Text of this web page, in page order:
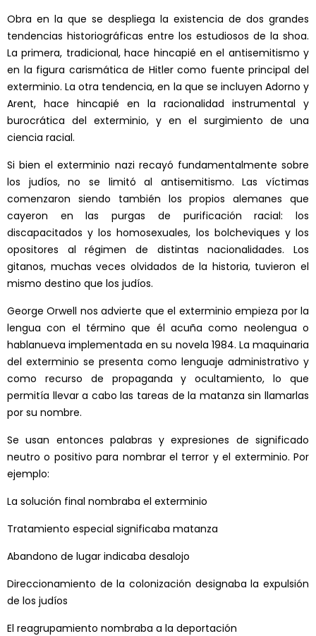
Obra en la que se despliega la existencia de dos grandes
tendencias historiográficas entre los estudiosos de la shoa.
La primera, tradicional, hace hincapié en el antisemitismo y
en la figura carismática de Hitler como fuente principal del
exterminio. La otra tendencia, en la que se incluyen Adorno y
Arent, hace hincapié en la racionalidad instrumental y
burocrática del exterminio, y en el surgimiento de una
ciencia racial.
Si bien el exterminio nazi recayó fundamentalmente sobre
los judíos, no se limitó al antisemitismo. Las víctimas
comenzaron siendo también los propios alemanes que
cayeron en las purgas de purificación racial: los
discapacitados y los homosexuales, los bolcheviques y los
opositores al régimen de distintas nacionalidades. Los
gitanos, muchas veces olvidados de la historia, tuvieron el
mismo destino que los judíos.
George Orwell nos advierte que el exterminio empieza por la
lengua con el término que él acuña como neolengua o
hablanueva implementada en su novela 1984. La maquinaria
del exterminio se presenta como lenguaje administrativo y
como recurso de propaganda y ocultamiento, lo que
permitía llevar a cabo las tareas de la matanza sin llamarlas
por su nombre.
Se usan entonces palabras y expresiones de significado
neutro o positivo para nombrar el terror y el exterminio. Por
ejemplo:
La solución final nombraba el exterminio
Tratamiento especial significaba matanza
Abandono de lugar indicaba desalojo
Direccionamiento de la colonización designaba la expulsión
de los judíos
El reagrupamiento nombraba a la deportación